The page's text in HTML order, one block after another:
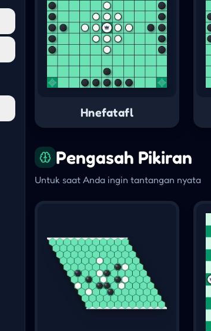
Hnefatafl
Pengasah Pikiran
Untuk saat Anda ingin tantangan nyata